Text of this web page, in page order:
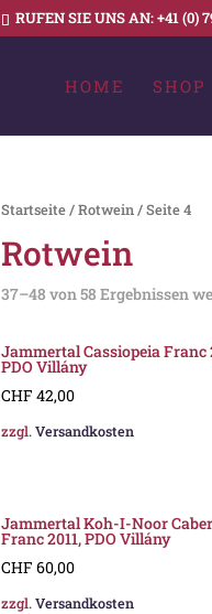
RUFEN SIE UNS AN:+41 (0)
HOME SHOP
Startseite/Rotwein / Seite 4
Rotwein
37–48 von 58 Ergebnissen
Jammertal Cassiopeia Franc
PDO Villány
CHF 42,00
zzgl.Versandkosten
Jammertal Koh-I-Noor
Franc 2011, PDO Villány
CHF 60,00
zzgl.Versandkosten